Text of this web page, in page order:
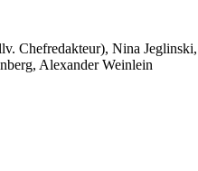
Chefredakteur), Nina Jeglinski,
Alexander Weinlein